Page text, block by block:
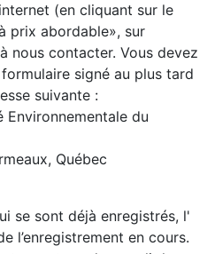
(en cliquant sur le
prix abordable», sur
nous contacter. Vous devez
signé au plus tard
suivante :
du
Québec
se sont déjà enregistrés, l'
l’enregistrement en cours.